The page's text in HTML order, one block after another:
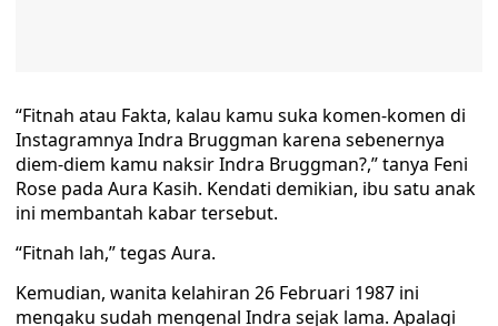
“Fitnah atau Fakta, kalau kamu suka komen-komen di
Instagramnya Indra Bruggman karena sebenernya
diem-diem kamu naksir Indra Bruggman?,” tanya Feni
Rose pada Aura Kasih. Kendati demikian, ibu satu anak
ini membantah kabar tersebut.
“Fitnah lah,” tegas Aura.
Kemudian, wanita kelahiran 26 Februari 1987 ini
mengaku sudah mengenal Indra sejak lama. Apalagi